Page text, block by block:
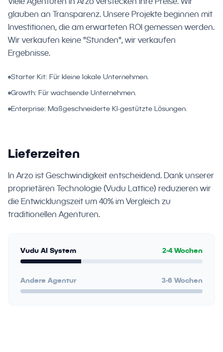
glauben an Transparenz. Unsere Projekte beginnen mit
Investitionen, die am erwarteten ROI gemessen werden.
Wir verkaufen keine "Stunden", wir verkaufen
Ergebnisse.
Starter Kit: Für kleine lokale Unternehmen.
Growth: Für wachsende Unternehmen.
Enterprise: Maßgeschneiderte KI-gestützte Lösungen.
Lieferzeiten
In Arzo ist Geschwindigkeit entscheidend. Dank unserer
proprietären Technologie (Vudu Lattice) reduzieren wir
die Entwicklungszeit um 40% im Vergleich zu
traditionellen Agenturen.
Vudu AI System 2-4 Wochen
Andere Agentur 3-6 Wochen